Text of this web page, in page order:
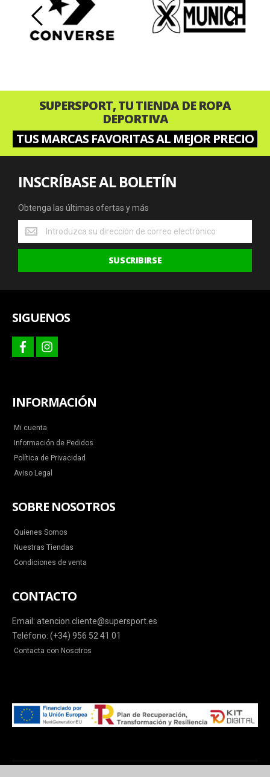
‹ ›
SUPERSPORT, TU TIENDA DE ROPA
DEPORTIVA
TUS MARCAS FAVORITAS AL MEJOR PRECIO
INSCRÍBASE AL BOLETÍN
Obtenga las últimas ofertas y más
Obtenga
las
últimas
y
SUSCRIBIRSE
SIGUENOS
facebookinstagram
INFORMACIÓN
Mi cuenta
Información de Pedidos
Política de Privacidad
Aviso Legal
SOBRE NOSOTROS
Quienes Somos
Nuestras Tiendas
Condiciones de venta
CONTACTO
Email: atencion.cliente@supersport.es
Teléfono: (+34) 956 52 41 01
Contacta con Nosotros